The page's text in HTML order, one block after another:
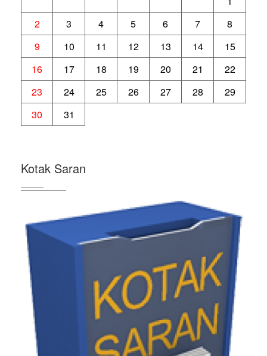
2
3 4 5 6 7
8
9
10 11 12 13 14
15
16
17 18 19 20 21
22
23
24 25 26 27 28
29
30
31
Kotak Saran